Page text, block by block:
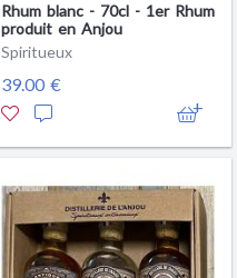
Rhum blanc - 70cl - 1er Rhum
produit en Anjou
Spiritueux
39.00 €